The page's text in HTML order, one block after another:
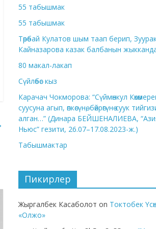
55 табышмак
55 табышмак
Төрөбай Кулатов шым таап берип,
Кайназарова казак балбанын
80 макал-лакап
Сүйлөбөс кыз
Карачач Чокморова: “Сүймөнкул
суусуна агып, өпкөсүнө, бөйрөгүнө суук
алган…” (Динара БЕЙШЕНАЛИЕВА,
Ньюс” гезити, 26.07–17.08.2023-ж.)
Табышмактар
Пикирлер
Жыргалбек Касаболот on Токтобек
«Олжо»